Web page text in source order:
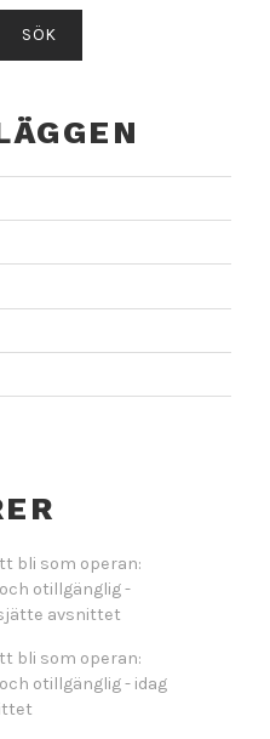
SÖK
bli som operan:
otillgänglig -
avsnittet
bli som operan:
otillgänglig - idag